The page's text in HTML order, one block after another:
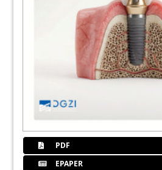
PDF
EPAPER